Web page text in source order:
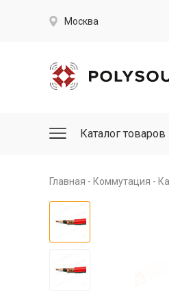
Москва
Каталог товаров
Главная Коммутация